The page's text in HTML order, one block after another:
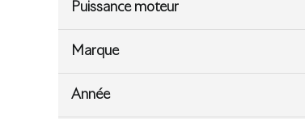
Puissance moteur
Marque
Année